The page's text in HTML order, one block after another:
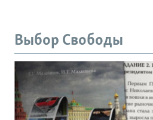
Выбор Свободы